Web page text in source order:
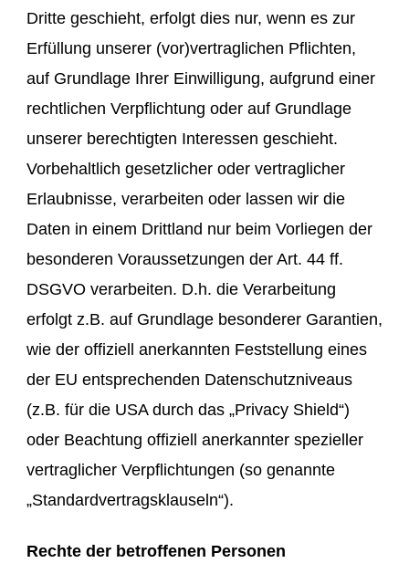
Dritte geschieht, erfolgt dies nur, wenn es zur
Erfüllung unserer (vor)vertraglichen Pflichten,
auf Grundlage Ihrer Einwilligung, aufgrund einer
rechtlichen Verpflichtung oder auf Grundlage
unserer berechtigten Interessen geschieht.
Vorbehaltlich gesetzlicher oder vertraglicher
Erlaubnisse, verarbeiten oder lassen wir die
Daten in einem Drittland nur beim Vorliegen der
besonderen Voraussetzungen der Art. 44 ff.
DSGVO verarbeiten. D.h. die Verarbeitung
erfolgt z.B. auf Grundlage besonderer Garantien,
wie der offiziell anerkannten Feststellung eines
der EU entsprechenden Datenschutzniveaus
(z.B. für die USA durch das „Privacy Shield“)
oder Beachtung offiziell anerkannter spezieller
vertraglicher Verpflichtungen (so genannte
„Standardvertragsklauseln“).
Rechte der betroffenen Personen